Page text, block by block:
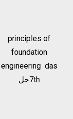
principles of
foundation
engineering das
7thحل